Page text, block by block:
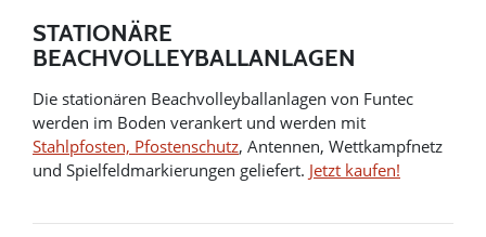
STATIONÄRE
BEACHVOLLEYBALLANLAGEN
Die stationären Beachvolleyballanlagen von Funtec
werden im Boden verankert und werden mit
Stahlpfosten, Pfostenschutz, Antennen, Wettkampfnetz
und Spielfeldmarkierungen geliefert. Jetzt kaufen!